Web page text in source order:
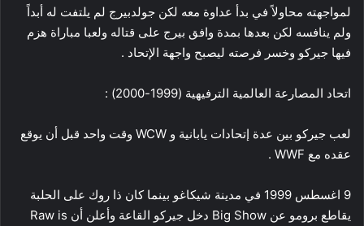
لمواجهته محاولاً في بدأ عداوة معه لكن جولدبيرج لم يلتفت له أبداً
ولم ينافسه لكن بعدها بمدة وافق بيرج على قتاله ولعبا مباراة هزم
فيها جيركو وخسر فرصته ليصبح واجهة الإتحاد .
اتحاد المصارعة العالمية الترفيهية (1999-2000) :
لعب جيركو بين عدة إتحادات يابانية و WCW وقت واحد قبل أن يوقع
عقده مع WWF .
9 اغسطس 1999 في مدينة شيكاغو بينما كان ذا روك على الحلبة
يقاطع برومو عن Big Show دخل جيركو القاعة وأعلن أن Raw is